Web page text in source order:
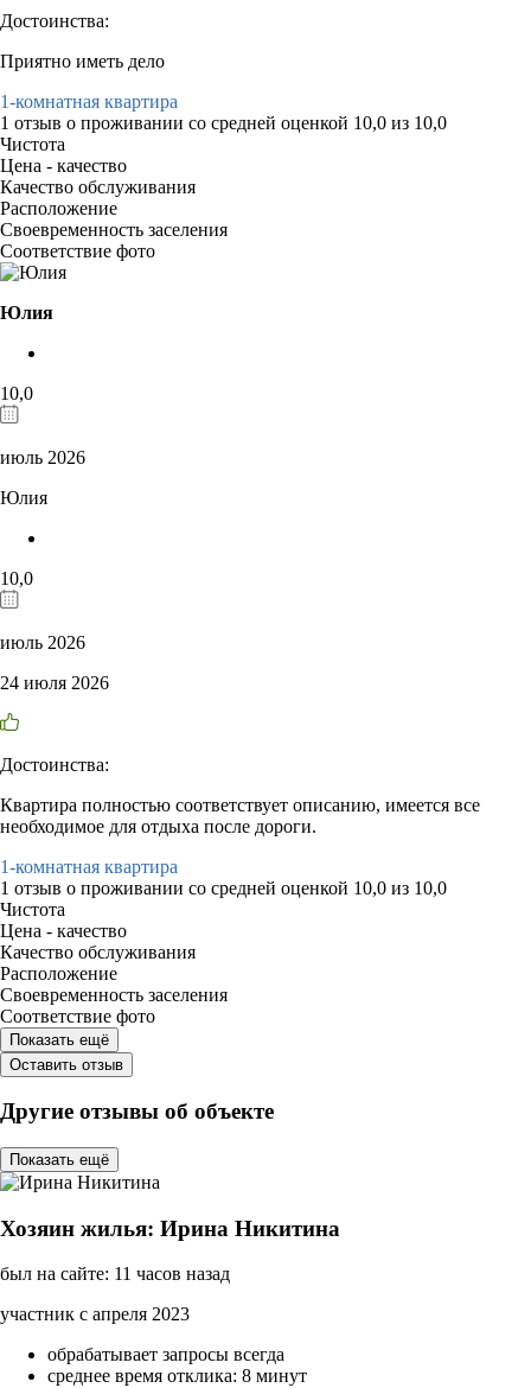
Достоинства:
Приятно иметь дело
1-комнатная квартира
1 отзыв о проживании со средней оценкой 10,0 из 10,0
Чистота
Цена - качество
Качество обслуживания
Расположение
Своевременность заселения
Соответствие фото
Юлия
10,0
июль 2026
Юлия
10,0
июль 2026
24 июля 2026
Достоинства:
Квартира полностью соответствует описанию, имеется все
необходимое для отдыха после дороги.
1-комнатная квартира
1 отзыв о проживании со средней оценкой 10,0 из 10,0
Чистота
Цена - качество
Качество обслуживания
Расположение
Своевременность заселения
Соответствие фото
Показать ещё
Оставить отзыв
Другие отзывы об объекте
Показать ещё
Хозяин жилья: Иринa Никитина
был на сайте: 11 часов назад
участник с апреля 2023
обрабатывает запросы всегда
среднее время отклика: 8 минут